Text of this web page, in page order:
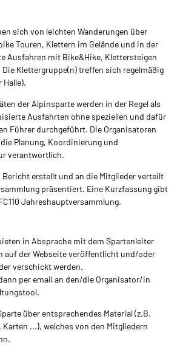
sich von leichten Wanderungen über
Touren, Klettern im Gelände und in der
Ausfahren mit Bike&Hike, Klettersteigen
Klettergruppe(n) treffen sich regelmäßig
der Alpinsparte werden in der Regel als
Ausfahrten ohne speziellen und dafür
Führer durchgeführt. Die Organisatoren
Planung, Koordinierung und
verantwortlich.
erstellt und an die Mitglieder verteilt
präsentiert. Eine Kurzfassung gibt
Jahreshauptversammlung.
in Absprache mit dem Spartenleiter
auf der Webseite veröffentlicht und/oder
verschickt werden.
per email an den/die Organisator/in
über entsprechendes Material (z.B.
...), welches von den Mitgliedern